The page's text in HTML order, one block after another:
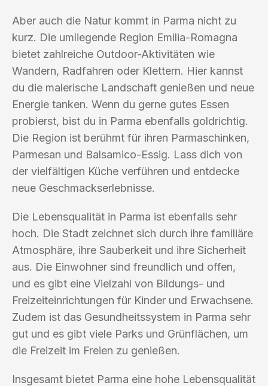
Aber auch die Natur kommt in Parma nicht zu
kurz. Die umliegende Region Emilia-Romagna
bietet zahlreiche Outdoor-Aktivitäten wie
Wandern, Radfahren oder Klettern. Hier kannst
du die malerische Landschaft genießen und neue
Energie tanken. Wenn du gerne gutes Essen
probierst, bist du in Parma ebenfalls goldrichtig.
Die Region ist berühmt für ihren Parmaschinken,
Parmesan und Balsamico-Essig. Lass dich von
der vielfältigen Küche verführen und entdecke
neue Geschmackserlebnisse.
Die Lebensqualität in Parma ist ebenfalls sehr
hoch. Die Stadt zeichnet sich durch ihre familiäre
Atmosphäre, ihre Sauberkeit und ihre Sicherheit
aus. Die Einwohner sind freundlich und offen,
und es gibt eine Vielzahl von Bildungs- und
Freizeiteinrichtungen für Kinder und Erwachsene.
Zudem ist das Gesundheitssystem in Parma sehr
gut und es gibt viele Parks und Grünflächen, um
die Freizeit im Freien zu genießen.
Insgesamt bietet Parma eine hohe Lebensqualität